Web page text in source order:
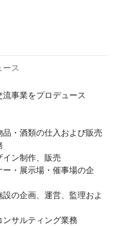
ース
流事業をプロデュース
・酒類の仕入および販売
イン制作、販売
ー・展示場・催事場の企
の企画、運営、監理およ
ンサルティング業務